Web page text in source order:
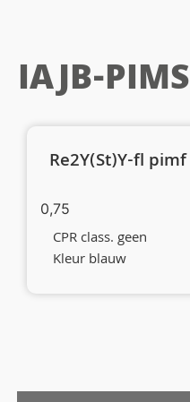
IAJB-
Re2Y(St)Y-fl
0,75
CPR class. geen
Kleur blauw